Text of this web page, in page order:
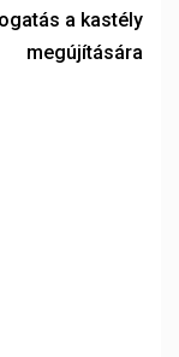
a kastély
megújítására